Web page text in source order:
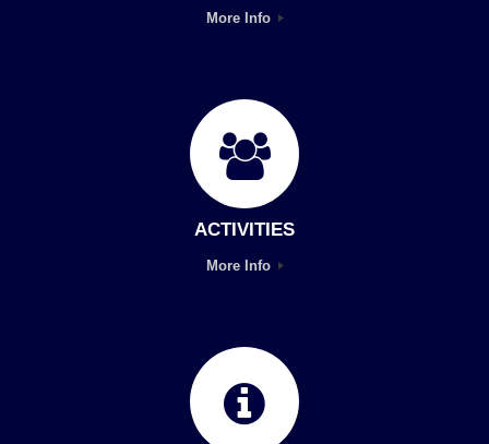
More Info
ACTIVITIES
More Info